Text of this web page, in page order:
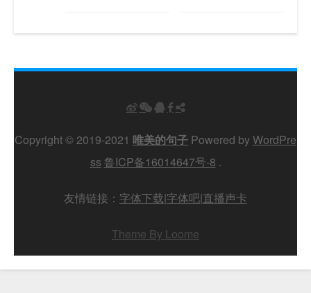
Copyright © 2019-2021 唯美的句子 Powered byWordPre
ss 鲁ICP备16014647号-8 .
友情链接： 字体下载|字体吧|直播声卡
Theme By Loome